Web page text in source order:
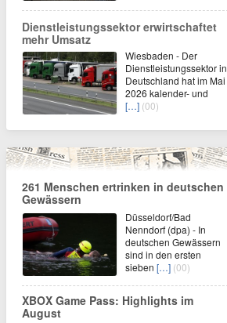
Dienstleistungssektor erwirtschaftet
mehr Umsatz
Wiesbaden - Der
Dienstleistungssektor in
Deutschland hat im Mai
2026 kalender- und
[…] (00)
261 Menschen ertrinken in deutschen
Gewässern
Düsseldorf/Bad
Nenndorf (dpa) - In
deutschen Gewässern
sind in den ersten
sieben […] (00)
XBOX Game Pass: Highlights im
August